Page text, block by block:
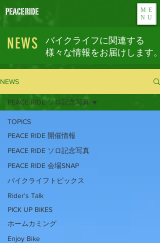
ME
NU
NEWS
バイクライフに関連する
様々な情報をお届けします。
NEWS
TOPICS
PEACE RIDE 開催情報
PEACE RIDE ソロ記念写真
PEACE RIDE 会場SNAP
バイクライフトピックス
Rider's Talk
PICK UP BIKES
ホームカミング
Enjoy Bike
PEACE RIDE ソロ記念写真